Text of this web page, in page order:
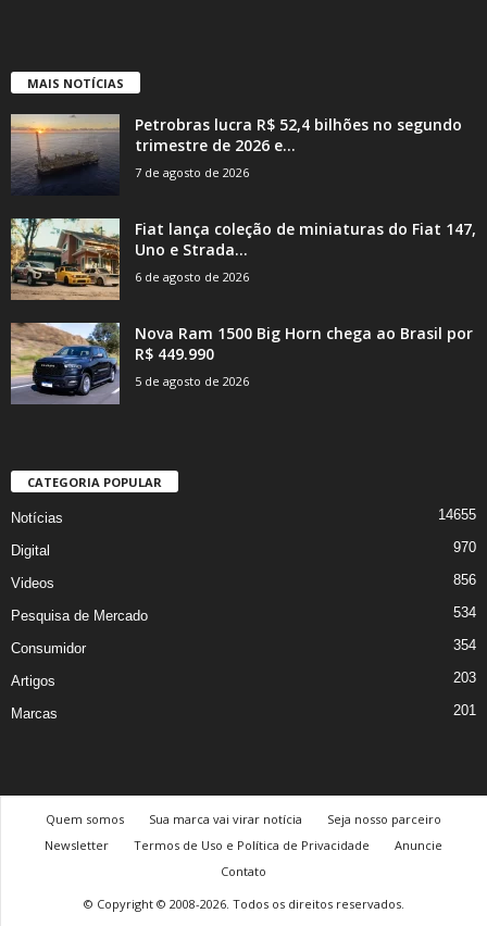
MAIS NOTÍCIAS
Petrobras lucra R$ 52,4 bilhões no segundo
trimestre de 2026 e...
7 de agosto de 2026
Fiat lança coleção de miniaturas do Fiat 147,
Uno e Strada...
6 de agosto de 2026
Nova Ram 1500 Big Horn chega ao Brasil por
R$ 449.990
5 de agosto de 2026
CATEGORIA POPULAR
Notícias 14655
Digital 970
Videos 856
Pesquisa de Mercado 534
Consumidor 354
Artigos 203
Marcas 201
Quem somos Sua marca vai virar notícia
Seja nosso parceiro
Newsletter
Termos de Uso e Política de Privacidade
Anuncie
Contato
© Copyright © 2008-2026. Todos os direitos reservados.